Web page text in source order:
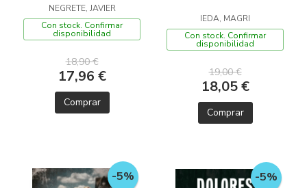
NEGRETE, JAVIER
Con stock. Confirmar
disponibilidad
18,90 €
17,96 €
Comprar
IEDA, MAGRI
Con stock. Confirmar
disponibilidad
19,00 €
18,05 €
Comprar
-5% -5%